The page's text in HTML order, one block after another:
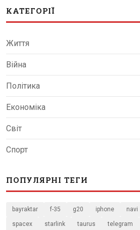
КАТЕГОРІЇ
Життя
Війна
Політика
Економіка
Світ
Спорт
ПОПУЛЯРНІ ТЕГИ
bayraktar f-35 g20 iphone navi
spacex starlink taurus telegram